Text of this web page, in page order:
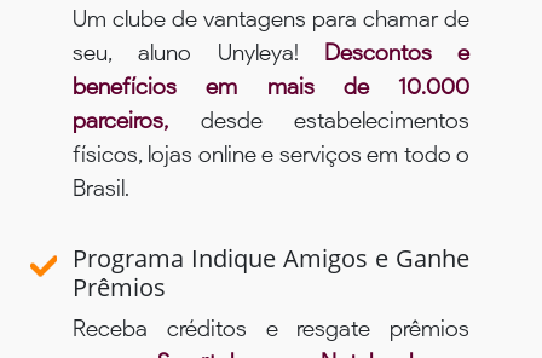
Um clube de vantagens para chamar de
seu, aluno Unyleya! Descontos e
benefícios em mais de 10.000
parceiros, desde estabelecimentos
físicos, lojas online e serviços em todo o
Brasil.
Programa Indique Amigos e Ganhe
Prêmios
Receba créditos e resgate prêmios